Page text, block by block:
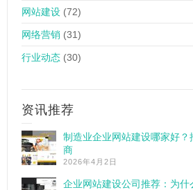
网站建设 (72)
网络营销 (31)
行业动态 (30)
资讯推荐
制造业企业网站建设哪家好
商
2026年4月2日
企业网站建设公司推荐：为